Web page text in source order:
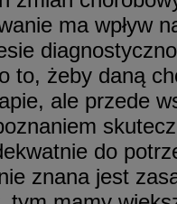
ma wpływ
to, żeby daną
ale przede
do
znana jest